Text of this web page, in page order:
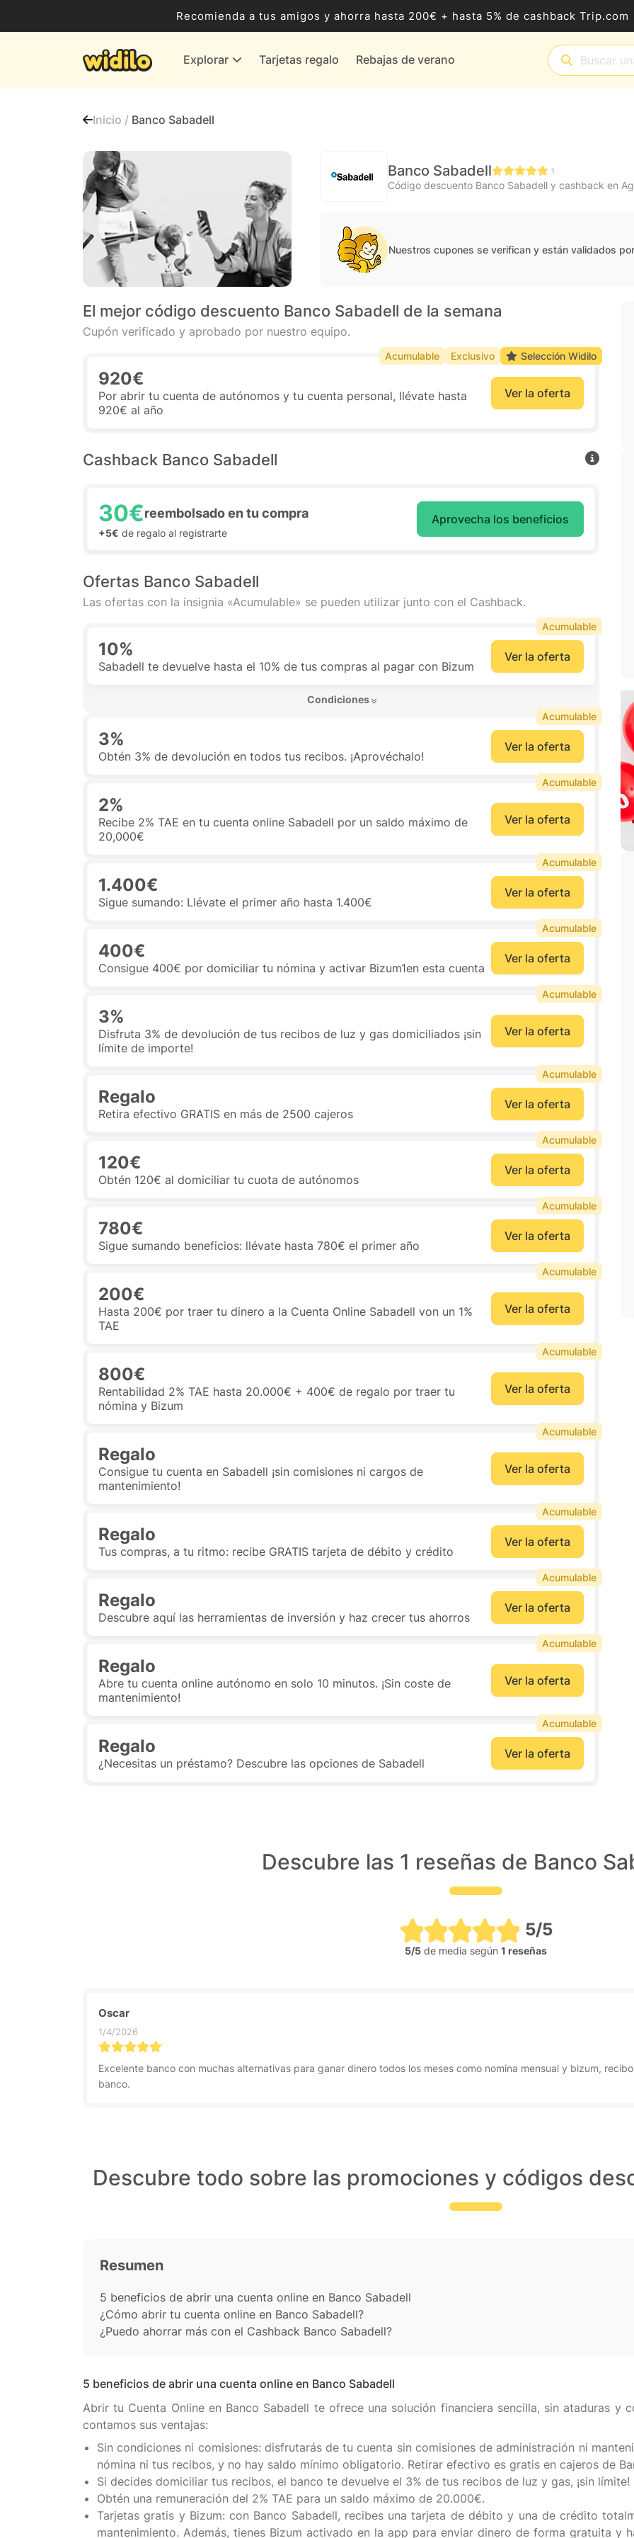
Recomienda a tus amigos y ahorra hasta 200€ + hasta 5% de cashback Trip.com
Explorar Tarjetas regalo Rebajas de verano
Ocio, Entretenimiento y Cultura
Proveedores de gas y energía
Todas las tiendas
Inicio / Banco Sabadell
Banco Sabadell 1
Código descuento Banco Sabadell y cashback en
Nuestros cupones se verifican y están validados
El mejor código descuento Banco Sabadell de la semana
Cupón verificado y aprobado por nuestro equipo.
920€
Por abrir tu cuenta de autónomos y tu cuenta personal, llévate hasta
920€ al año
Ver la oferta
Acumulable Exclusivo Selección Widilo
Cashback Banco Sabadell
30€reembolsado en tu compra
+5€ de regalo al registrarte
Aprovecha los beneficios
Ofertas Banco Sabadell
Las ofertas con la insignia «Acumulable» se pueden utilizar junto con el Cashback.
10%
Sabadell te devuelve hasta el 10% de tus compras al pagar con Bizum
Ver la oferta
Condiciones
Acumulable
3%
Obtén 3% de devolución en todos tus recibos. ¡Aprovéchalo!
Ver la oferta
Acumulable
2%
Recibe 2% TAE en tu cuenta online Sabadell por un saldo máximo de
20,000€
Ver la oferta
Acumulable
1.400€
Sigue sumando: Llévate el primer año hasta 1.400€
Ver la oferta
Acumulable
400€
Consigue 400€ por domiciliar tu nómina y activar Bizum1en esta cuenta
Ver la oferta
Acumulable
3%
Disfruta 3% de devolución de tus recibos de luz y gas domiciliados ¡sin
límite de importe!
Ver la oferta
Acumulable
Regalo
Retira efectivo GRATIS en más de 2500 cajeros
Ver la oferta
Acumulable
120€
Obtén 120€ al domiciliar tu cuota de autónomos
Ver la oferta
Acumulable
780€
Sigue sumando beneficios: llévate hasta 780€ el primer año
Ver la oferta
Acumulable
200€
Hasta 200€ por traer tu dinero a la Cuenta Online Sabadell von un 1%
TAE
Ver la oferta
Acumulable
800€
Rentabilidad 2% TAE hasta 20.000€ + 400€ de regalo por traer tu
nómina y Bizum
Ver la oferta
Acumulable
Regalo
Consigue tu cuenta en Sabadell ¡sin comisiones ni cargos de
mantenimiento!
Ver la oferta
Acumulable
Regalo
Tus compras, a tu ritmo: recibe GRATIS tarjeta de débito y crédito
Ver la oferta
Acumulable
Regalo
Descubre aquí las herramientas de inversión y haz crecer tus ahorros
Ver la oferta
Acumulable
Regalo
Abre tu cuenta online autónomo en solo 10 minutos. ¡Sin coste de
mantenimiento!
Ver la oferta
Acumulable
Regalo
¿Necesitas un préstamo? Descubre las opciones de Sabadell
Ver la oferta
Acumulable
Descubre las 1 reseñas de Banco
5/5
5/5de media según 1 reseñas
Oscar
1/4/2026
Excelente banco con muchas alternativas para ganar dinero todos los meses como nomina mensual y bizum,
banco.
Descubre todo sobre las promociones y códigos
Resumen
5 beneficios de abrir una cuenta online en Banco Sabadell
¿Cómo abrir tu cuenta online en Banco Sabadell?
¿Puedo ahorrar más con el Cashback Banco Sabadell?
5 beneficios de abrir una cuenta online en Banco Sabadell
Abrir tu Cuenta Online en Banco Sabadell te ofrece una solución financiera sencilla, sin ataduras y
Sin condiciones ni comisiones: disfrutarás de tu cuenta sin comisiones de administración ni
nómina ni tus recibos, y no hay saldo mínimo obligatorio. Retirar efectivo es gratis en cajeros de
Si decides domiciliar tus recibos, el banco te devuelve el 3% de tus recibos de luz y gas, ¡sin límite!
Obtén una remuneración del 2% TAE para un saldo máximo de 20.000€.
Tarjetas gratis y Bizum: con Banco Sabadell, recibes una tarjeta de débito y una de crédito
mantenimiento. Además, tienes Bizum activado en la app para enviar dinero de forma gratuita y